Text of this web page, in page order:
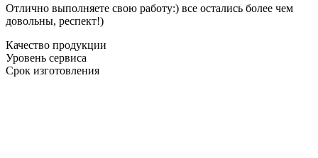
Отлично выполняете свою работу:) все остались более чем
довольны, респект!)
Качество продукции
Уровень сервиса
Срок изготовления